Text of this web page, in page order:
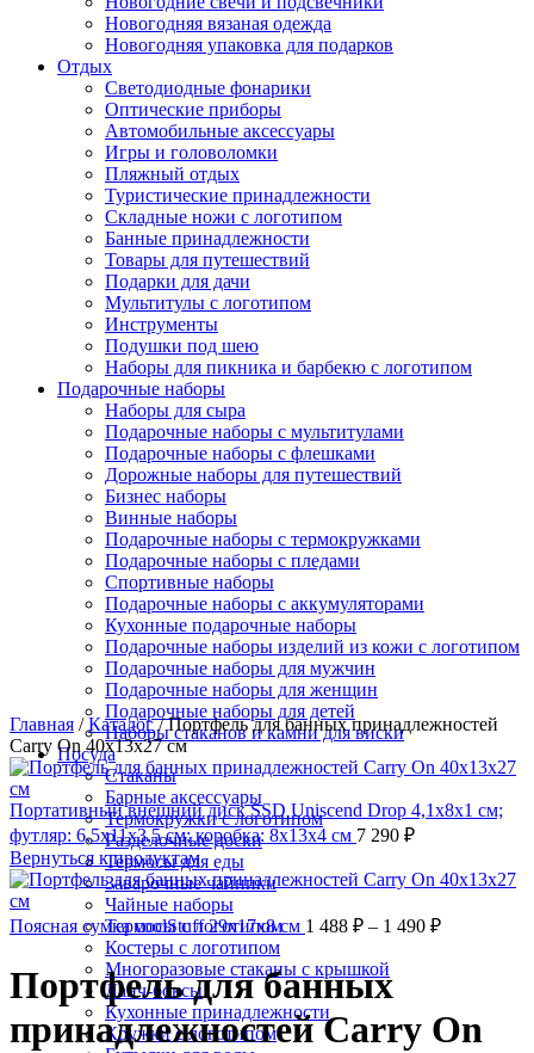
Новогодняя вязаная одежда
Новогодняя упаковка для подарков
Отдых
Светодиодные фонарики
Оптические приборы
Автомобильные аксессуары
Игры и головоломки
Пляжный отдых
Туристические принадлежности
Складные ножи с логотипом
Банные принадлежности
Товары для путешествий
Подарки для дачи
Мультитулы с логотипом
Инструменты
Подушки под шею
Наборы для пикника и барбекю с логотипом
Подарочные наборы
Наборы для сыра
Подарочные наборы с мультитулами
Подарочные наборы с флешками
Дорожные наборы для путешествий
Бизнес наборы
Винные наборы
Подарочные наборы с термокружками
Подарочные наборы с пледами
Спортивные наборы
Подарочные наборы с аккумуляторами
Кухонные подарочные наборы
Подарочные наборы изделий из кожи с логотипом
Подарочные наборы для мужчин
Подарочные наборы для женщин
Подарочные наборы для детей
Наборы стаканов и камни для виски
Посуда
Стаканы
Барные аксессуары
Термокружки с логотипом
Разделочные доски
Термосы для еды
Заварочные чайники
Чайные наборы
Термосы с логотипом
Костеры с логотипом
Многоразовые стаканы с крышкой
Ланч-боксы
Кухонные принадлежности
Кружки с логотипом
Нажмите, чтобы увеличить
Главная /Каталог/Портфель для банных принадлежностей
Carry On 40х13х27 см
Портативный внешний диск SSD Uniscend Drop 4,1х8х1 см;
футляр: 6,5х11х3,5 см; коробка: 8х13х4 см 7 290 ₽
Вернуться к продуктам
Поясная сумка coolStuff 29x17x8 см 1 488 ₽ – 1 490 ₽
Портфель для банных
принадлежностей Carry On